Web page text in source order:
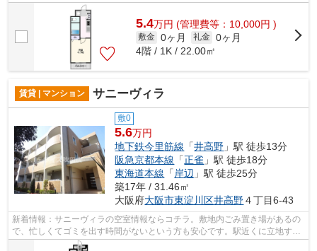
敷地内ごみ置き場などが備わっておりと...
5.4万円 (管理費等：10,000円 )
敷金 0ヶ月 礼金 0ヶ月
4階 / 1K / 22.00㎡
賃貸 | マンション サニーヴィラ
敷0
5.6万円
地下鉄今里筋線 「井高野 」駅 徒歩13分
阪急京都本線 「正雀 」駅 徒歩18分
東海道本線 「 岸辺 」駅 徒歩25分
築17年 / 31.46㎡
大阪府大阪市東淀川区井高野４丁目6-43
新着情報：サニーヴィラの空室情報ならコチラ。敷地内ごみ置き場があるの
で、忙しくてゴミを出す時間がないという方も安心です。駅近くに立地する
物件で、徒歩13分程でアクセスできま...